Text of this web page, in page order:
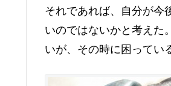
それであれば、自分が今
いのではないかと考えた
いが、その時に困ってい